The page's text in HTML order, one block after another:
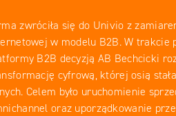
zwróciła się do Univio z
w modelu B2B. W trakcie
B2B decyzją AB Bechcicki
cyfrową, której osią
Celem było uruchomienie
oraz uporządkowanie